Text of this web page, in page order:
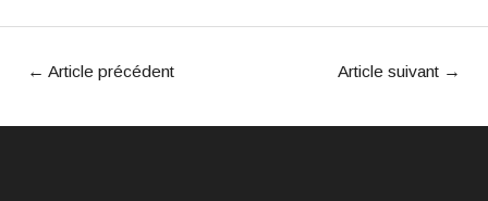
← Article précédent Article suivant →